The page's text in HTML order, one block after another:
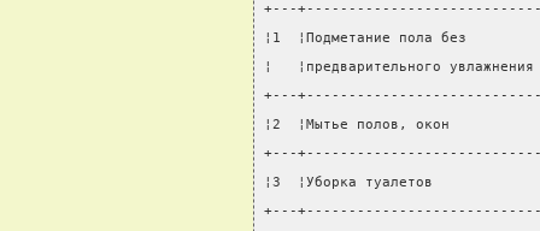
+---
¦1  ¦Подметание пола
¦   ¦предварительного
+---
¦2  ¦Мытье полов, окон
+---
¦3  ¦Уборка туалетов
+---